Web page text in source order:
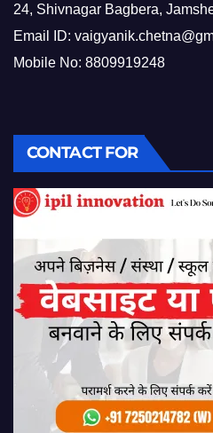
24, Shivnagar Bagbera,
Email ID:
Mobile No: 8809919248
CONTACT FOR